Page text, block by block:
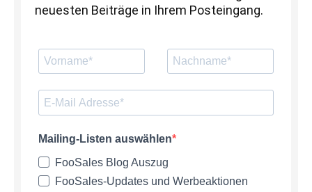
neuesten Beiträge in Ihrem Posteingang.
Mailing-Listen auswählen
FooSales Blog Auszug
FooSales-Updates und Werbeaktionen